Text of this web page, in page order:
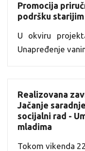
Promocija
podršku
U okviru
Unapređenje
Realizovana
Jačanje
socijalni rad -
mladima
Tokom vikenda